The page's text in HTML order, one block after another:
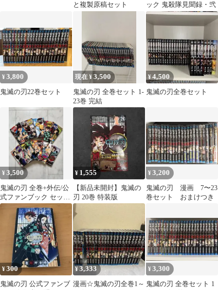
と複製原稿セット
ック 鬼殺隊見聞録・弐
¥3,800
鬼滅の刃22巻セット
現在 ¥3,500
鬼滅の刃 全巻セット 1-
23巻 完結
¥4,500
鬼滅の刃全巻セット
¥3,500
鬼滅の刃 全巻+外伝/公
式ファンブック セット
売り
¥ 1,555
【新品未開封】鬼滅の
刃 20巻 特装版
¥3,200
鬼滅の刃 漫画 7〜23
巻セット おまけつき
¥300
鬼滅の刃 公式ファンブ
¥3,333
漫画☆鬼滅の刃全巻1～
¥3,300
鬼滅の刃 全巻セット 1